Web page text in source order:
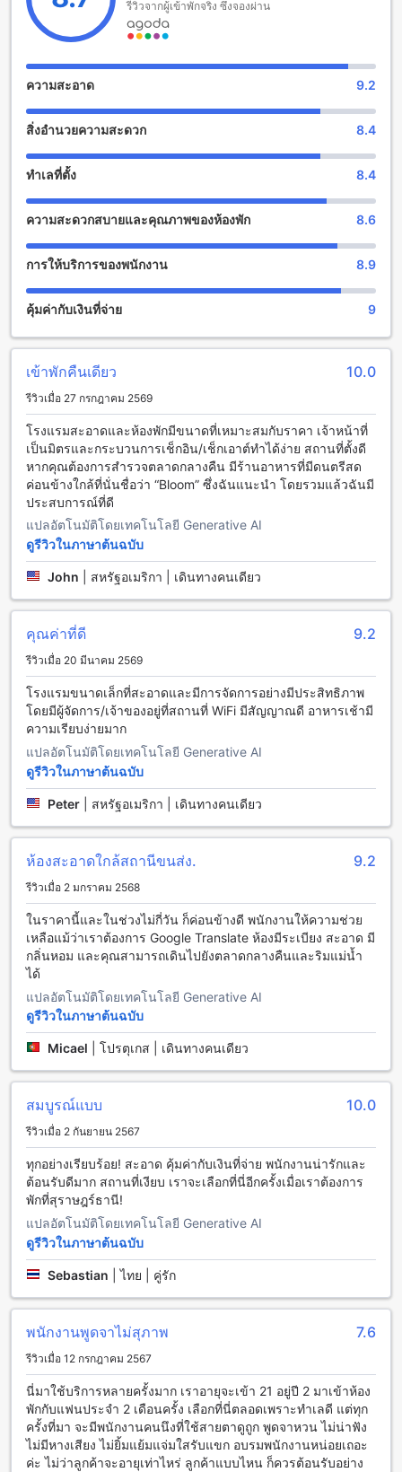
สนุกสนานที่ ปภังกร เฮาส์: สนุกไปกับสิ่งอำนวยความสะดวกที่นี่
ที่พัก ปภังกร เฮาส์ ให้บริการสิ่งอำนวยความสะดวกที่ทำให้คุณ
ผ่อนใต้แสงแดด ที่นี่มีสวนที่สวยงามที่คุณสามารถนั่งพักผ่อนและ
เพลิดเพลินไปกับบรรยากาศสดชื่นได้ สำหรับผู้ที่ชื่นชอบการ
สังสรรค์และชมวิวที่สวยงาม คุณสามารถเข้าใช้งานห้องพักรวม/
ห้องรับรองทีวีที่นี่ได้ เพื่อสนุกไปกับเพื่อนและครอบครัวในช่วง
สิ่งอำนวยความสะดวกที่น่าสนใจที่ ปภังกร เฮาส์
ปภังกร เฮาส์ มีสิ่งอำนวยความสะดวกที่หลากหลายเพื่อให้คุณมี
สามารถใช้บริการซักรีด หรือส่งอาหารเข้าห้องได้ตลอด นอกจาก
นี้ยังมี Wi-Fi ในพื้นที่สาธารณะและพื้นที่สำหรับสูบบุหรี่ที่กำหนด
ไว้เพื่อความสะดวกสบายของผู้เข้าพัก นอกจากนี้ยังมี Wi-Fi ฟรีใน
ทุกห้องพร้อมบริการซักผ้าแห้ง บริการเก็บกระเป๋าเดินทาง ร้าน
สิ่งอำนวยความสะดวกในการเดินทางที่ ปภังกร เฮาส์
ปภังกร เฮาส์ มีสิ่งอำนวยความสะดวกในการเดินทางมากมาย เริ่ม
ต้นด้วยบริการรับส่งสนามบินซึ่งสะดวกและรวดเร็ว นอกจากนี้ยัง
มีบริการทัวร์เพื่อช่วยสะสมความทรงจำที่ดีให้กับผู้เข้าพัก นอกจาก
นี้ยังมีบริการจอดรถและบริการจอดรถแบบวาเลต ถ้าคุณต้องการ
เดินทางด้วยรถส่วนตัว คุณสามารถเช่ารถได้ที่นี่ นอกจากนี้ยังมี
บริการจัดหาตั๋ว อีกทั้งยังมีบริการจอดรถฟรีในสถานที่
สัมผัสความอร่อยที่ ปภังกร เฮาส์
ปภังกร เฮาส์ ให้บริการสถานที่รับประทานอาหารหลากหลายเลือก
ที่จะทำให้คุณตื่นเต้นกับความอร่อยและความหลากหลายของเมนู
ร้านอาหารของโรงแรมมีเมนูอาหารท้องถิ่นและอาหารนานาชาติ
ที่ถูกสร้างขึ้นด้วยวัตถุดิบคุณภาพสูง เช่น อาหารทะเลสดๆ สเต็ก
เนื้ออร่อย และขนมหวานอร่อยๆ นอกจากนี้ยังมีบริการห้องอาหาร
ในห้อง ทำให้คุณสามารถสั่งอาหารได้ตามสะดวกของคุณ
นอกจากนี้ยังมีห้องครัวร่วมกันที่สามารถใช้งานได้ฟรี ทำให้คุณ
สามารถทำอาหารส่วนตัวได้ตามความต้องการ และเพื่อให้คุณมี
ความสะดวกสบายในการพักผ่อน โรงแรมยังมีบริการทำความ
สะอาดห้องประจำวัน
ห้องพักที่สะดวกสบายและราคาประหยัดที่ ปภังกร เฮาส์
ปภังกร เฮาส์ มีห้องพักหลากหลายประเภทที่จะทำให้คุณรู้สึก
สะดวกสบายตลอดการเข้าพักของคุณในสุราษฎร์ธานี ห้อง
ประเภท Standard มีขนาด 21 ตารางเมตร และมีเตียงเดี่ยว 2
ของคุณได้อย่างสะดวกสบาย
เมื่อคุณทำการจองห้องพักที่ ปภังกร เฮาส์ผ่าน Agoda คุณจะได้รับ
ประโยชน์อย่างมากมาย เช่น ราคาที่ดีที่สุดและประหยัดสุด ๆ ที่ไม่
เคยมีที่อื่น และยังได้รับประสบการณ์ที่ง่ายและไม่ยุ่งยากในการ
ทำการจอง คุณสามารถเลือกห้องพักที่ตรงกับความต้องการของคุณ
และทำการจองได้อย่างสะดวกสบาย ไม่ต้องมีความกังวลใด ๆ
สุราษฎร์ธานี: ซิตี้เซ็นเตอร์ ที่แห่งศิลปวัฒนธรรม
ซิตี้เซ็นเตอร์ เป็นที่พักที่ตั้งอยู่ใจกลางเมืองสุราษฎร์ธานี ทำให้คุณ
สามารถเข้าถึงสถานที่ท่องเที่ยวสำคัญได้อย่างง่ายดาย โรงแรมนี้
สุราษฎร์ธานี ที่พักนี้อยู่ใกล้กับห้างสรรพสินค้าชั้นนำ และสถานที่
ท่องเที่ยวสำคัญอื่นๆ เช่น วัดพระมหาธาตุวรมหาวิหาร และวัด
พระนารายณ์ ซึ่งเป็นสถานที่ท่องเที่ยวที่น่าสนใจและมีความ
สำคัญทางศิลปวัฒนธรรมในเมืองสุราษฎร์ธานี
วิธีการเดินทางจากสนามบินสุราษฎร์ธานีไปยัง ปภังกร เฮาส์
หากคุณกำลังวางแผนทริปสุราษฎร์ธานีและต้องการเข้าพักที่ ปภัง
กร เฮาส์ ทางเลือกการเดินทางที่สะดวกสบายและรวดเร็วคือการ
ใช้บริการรถแท็กซี่หรือรถรับส่งจากสนามบินสุราษฎร์ธานี สนาม
บินตั้งอยู่ห่างจากที่พักเพียงประมาณ 20 กิโลเมตร และใช้เวลา
เดินทางประมาณ 30-40 นาทีก็สามารถเดินทางมาถึงที่พักได้แล้ว
อีกทางเลือกหนึ่งที่สะดวกและคุ้มค่าคือการเช่ารถ เมื่อเดินทางมา
บริการที่สนามบินได้เลย และใช้เวลาเดินทางประมาณ 30-40
นาทีเพื่อเดินทางจากสนามบินไปยังที่พัก
นอกจากนี้ หากคุณมีแผนการเดินทางที่ไม่ต้องการใช้รถส่วนตัว
คุณสามารถใช้บริการรถแท็กซี่หรือรถรับส่งสาธารณะที่สนามบิน
สุราษฎร์ธานีได้ โดยสามารถติดต่อและจองบริการได้ที่จุดบริการ
รถแท็กซี่หรือจุดรับ-ส่งรถที่สนามบิน
สถานที่ท่องเที่ยวใกล้เคียงที่ ปภังกร เฮาส์
รีวิวจากผู้เข้าพักจริง ซึ่งจองผ่าน
ความสะอาด 9.2
สิ่งอำนวยความสะดวก 8.4
ทำเลที่ตั้ง 8.4
ความสะดวกสบายและคุณภาพของห้องพัก 8.6
การให้บริการของพนักงาน 8.9
คุ้มค่ากับเงินที่จ่าย 9
เข้าพักคืนเดียว 10.0
รีวิวเมื่อ 27 กรกฎาคม 2569
โรงแรมสะอาดและห้องพักมีขนาดที่เหมาะสมกับราคา เจ้าหน้าที่
เป็นมิตรและกระบวนการเช็กอิน/เช็กเอาต์ทำได้ง่าย สถานที่ตั้งดี
หากคุณต้องการสำรวจตลาดกลางคืน มีร้านอาหารที่มีดนตรีสด
ค่อนข้างใกล้ที่นั่นชื่อว่า “Bloom” ซึ่งฉันแนะนำ โดยรวมแล้วฉันมี
ประสบการณ์ที่ดี
แปลอัตโนมัติโดยเทคโนโลยี Generative AI
ดูรีวิวในภาษาต้นฉบับ
John สหรัฐอเมริกา | เดินทางคนเดียว
คุณค่าที่ดี 9.2
รีวิวเมื่อ 20 มีนาคม 2569
โรงแรมขนาดเล็กที่สะอาดและมีการจัดการอย่างมีประสิทธิภาพ
โดยมีผู้จัดการ/เจ้าของอยู่ที่สถานที่ WiFi มีสัญญาณดี อาหารเช้ามี
ความเรียบง่ายมาก
แปลอัตโนมัติโดยเทคโนโลยี Generative AI
ดูรีวิวในภาษาต้นฉบับ
Peter สหรัฐอเมริกา | เดินทางคนเดียว
ห้องสะอาดใกล้สถานีขนส่ง. 9.2
รีวิวเมื่อ 2 มกราคม 2568
ในราคานี้และในช่วงไม่กี่วัน ก็ค่อนข้างดี พนักงานให้ความช่วย
เหลือแม้ว่าเราต้องการ Google Translate ห้องมีระเบียง สะอาด มี
กลิ่นหอม และคุณสามารถเดินไปยังตลาดกลางคืนและริมแม่น้ำ
ได้
แปลอัตโนมัติโดยเทคโนโลยี Generative AI
ดูรีวิวในภาษาต้นฉบับ
Micael โปรตุเกส | เดินทางคนเดียว
สมบูรณ์แบบ 10.0
รีวิวเมื่อ 2 กันยายน 2567
ทุกอย่างเรียบร้อย! สะอาด คุ้มค่ากับเงินที่จ่าย พนักงานน่ารักและ
ต้อนรับดีมาก สถานที่เงียบ เราจะเลือกที่นี่อีกครั้งเมื่อเราต้องการ
พักที่สุราษฎร์ธานี!
แปลอัตโนมัติโดยเทคโนโลยี Generative AI
ดูรีวิวในภาษาต้นฉบับ
Sebastian |ไทย | คู่รัก
พนักงานพูดจาไม่สุภาพ 7.6
รีวิวเมื่อ 12 กรกฎาคม 2567
นี่มาใช้บริการหลายครั้งมาก เราอายุจะเข้า 21 อยู่ปี 2 มาเข้าห้อง
พักกับแฟนประจำ 2 เดือนครั้ง เลือกที่นี่ตลอดเพราะทำเลดี แต่ทุก
ครั้งที่มา จะมีพนักงานคนนึงที่ใช้สายตาดูถูก พูดจาหวน ไม่น่าฟัง
ไม่มีหางเสียง ไม่ยิ้มแย้มแจ่มใสรับแขก อบรมพนักงานหน่อยเถอะ
ค่ะ ไม่ว่าลูกค้าจะอายุเท่าไหร่ ลูกค้าแบบไหน ก็ควรต้อนรับอย่าง